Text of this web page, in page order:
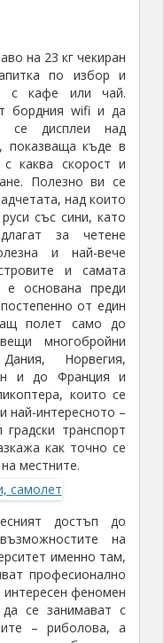
на 23 кг чекиран
по избор и
с кафе или чай.
бордния wifi и да
се дисплеи над
показваща къде в
каква скорост и
Полезно ви се
над които
със сини, като
за четене
и най-вече
и самата
е основана преди
от един
полет само до
многобройни
Норвегия,
и до Франция и
които се
най-интересното –
транспорт
как точно се
местните.
достъп до
на
именно там,
професионално
феномен
се занимават с
– риболова, а